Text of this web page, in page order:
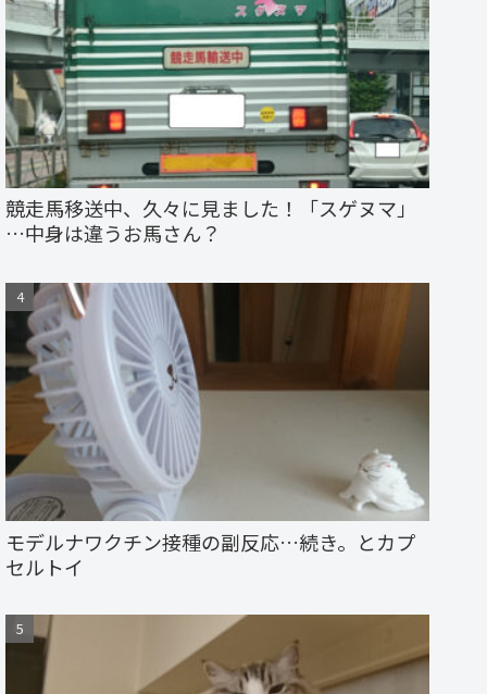
競走馬移送中、久々に見ました！「スゲヌマ」
…中身は違うお馬さん？
モデルナワクチン接種の副反応…続き。とカプ
セルトイ